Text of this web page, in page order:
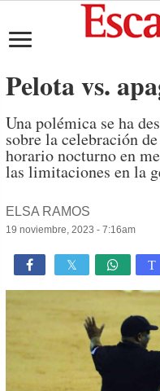
Pelota vs.
Una polémica se ha
sobre la celebración
horario nocturno en
las limitaciones en la
ELSA RAMOS
19 noviembre, 2023 - 7:16am
 T